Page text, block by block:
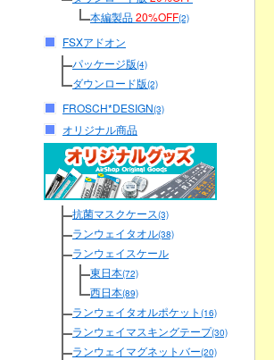
本編製品20%OFF(2)
FSXアドオン
パッケージ版(4)
ダウンロード版(2)
FROSCH*DESIGN(3)
オリジナル商品
抗菌マスクケース(3)
ランウェイタオル(38)
ランウェイスケール
東日本(72)
西日本(89)
ランウェイタオルポケット (16)
ランウェイマスキングテープ(30)
ランウェイマグネットバー(20)